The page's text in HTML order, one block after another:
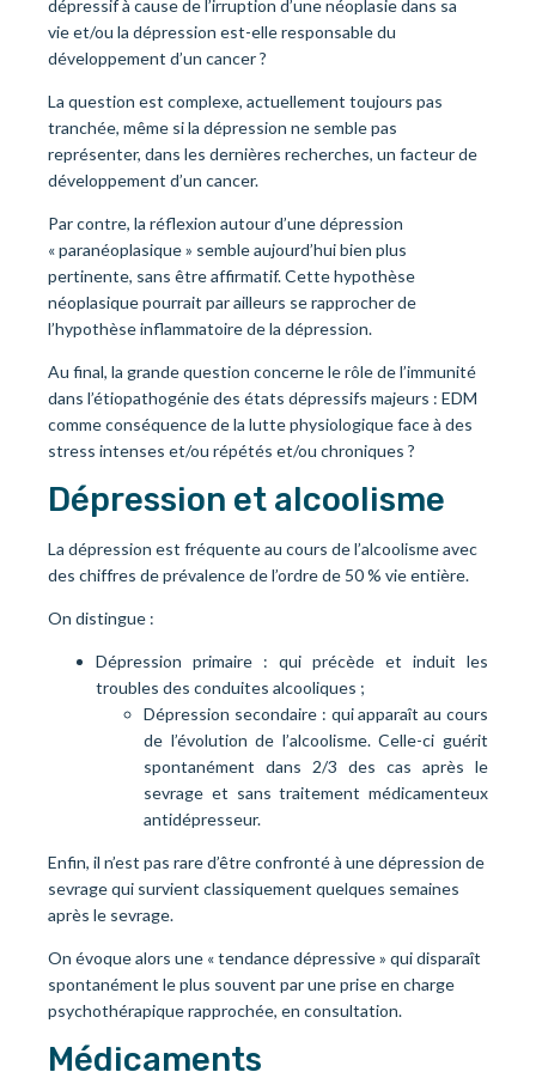
dépressif à cause de l’irruption d’une néoplasie dans sa
vie et/ou la dépression est-elle responsable du
développement d’un cancer ?
La question est complexe, actuellement toujours pas
tranchée, même si la dépression ne semble pas
représenter, dans les dernières recherches, un facteur de
développement d’un cancer.
Par contre, la réflexion autour d’une dépression
« paranéoplasique » semble aujourd’hui bien plus
pertinente, sans être affirmatif. Cette hypothèse
néoplasique pourrait par ailleurs se rapprocher de
l’hypothèse inflammatoire de la dépression.
Au final, la grande question concerne le rôle de l’immunité
dans l’étiopathogénie des états dépressifs majeurs : EDM
comme conséquence de la lutte physiologique face à des
stress intenses et/ou répétés et/ou chroniques ?
Dépression et alcoolisme
La dépression est fréquente au cours de l’alcoolisme avec
des chiffres de prévalence de l’ordre de 50 % vie entière.
On distingue :
Dépression primaire : qui précède et induit les
troubles des conduites alcooliques ;
Dépression secondaire : qui apparaît au cours
de l’évolution de l’alcoolisme. Celle-ci guérit
spontanément dans 2/3 des cas après le
sevrage et sans traitement médicamenteux
antidépresseur.
Enfin, il n’est pas rare d’être confronté à une dépression de
sevrage qui survient classiquement quelques semaines
après le sevrage.
On évoque alors une « tendance dépressive » quidisparaît
spontanément le plus souvent par une prise en charge
psychothérapique rapprochée, en consultation.
Médicaments